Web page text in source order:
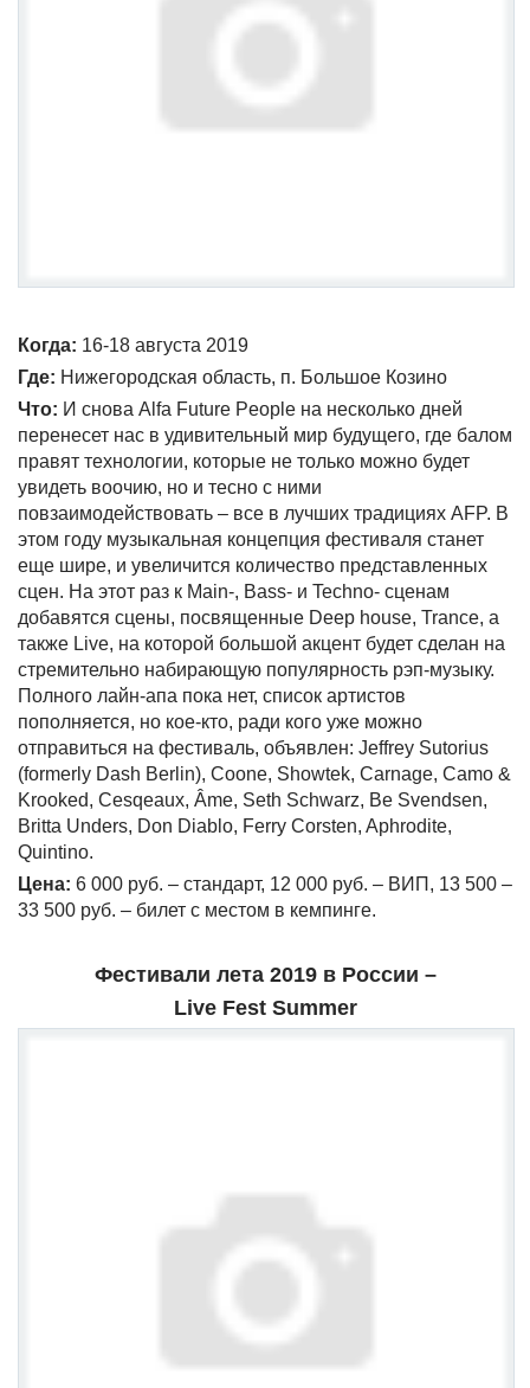
Когда: 16-18 августа 2019
Где: Нижегородская область, п. Большое Козино
Что: И снова Alfa Future People на несколько дней
перенесет нас в удивительный мир будущего, где балом
правят технологии, которые не только можно будет
увидеть воочию, но и тесно с ними
повзаимодействовать – все в лучших традициях AFP. В
этом году музыкальная концепция фестиваля станет
еще шире, и увеличится количество представленных
сцен. На этот раз к Main-, Bass- и Techno- сценам
добавятся сцены, посвященные Deep house, Trance, а
также Live, на которой большой акцент будет сделан на
стремительно набирающую популярность рэп-музыку.
Полного лайн-апа пока нет, список артистов
пополняется, но кое-кто, ради кого уже можно
отправиться на фестиваль, объявлен: Jeffrey Sutorius
(formerly Dash Berlin), Coone, Showtek, Carnage, Camo &
Krooked, Cesqeaux, Âme, Seth Schwarz, Be Svendsen,
Britta Unders, Don Diablo, Ferry Corsten, Aphrodite,
Quintino.
Цена: 6 000 руб. – стандарт, 12 000 руб. – ВИП, 13 500 –
33 500 руб. – билет с местом в кемпинге.
Фестивали лета 2019 в России –
Live Fest Summer